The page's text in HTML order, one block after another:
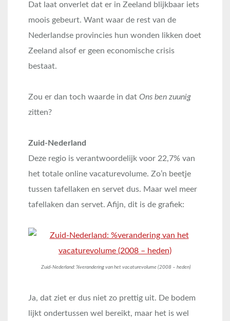
Dat laat onverlet dat er in Zeeland blijkbaar iets
moois gebeurt. Want waar de rest van de
Nederlandse provincies hun wonden likken doet
Zeeland alsof er geen economische crisis
bestaat.
Zou er dan toch waarde in dat Ons ben zuunig
zitten?
Zuid-Nederland
Deze regio is verantwoordelijk voor 22,7% van
het totale online vacaturevolume. Zo’n beetje
tussen tafellaken en servet dus. Maar wel meer
tafellaken dan servet. Afijn, dit is de grafiek:
Zuid-Nederland: %verandering van het vacaturevolume (2008 – heden)
Ja, dat ziet er dus niet zo prettig uit. De bodem
lijkt ondertussen wel bereikt, maar het is wel